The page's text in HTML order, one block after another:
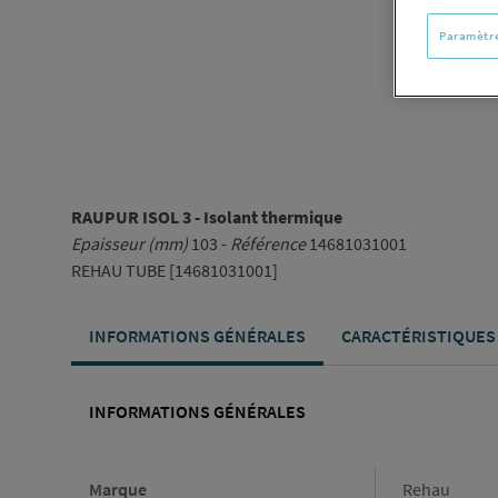
RAUPUR ISOL 3 - Isolant thermique
Epaisseur (mm) 103 - Référence14681031001
REHAU TUBE [14681031001]
INFORMATIONS GÉNÉRALES CARACTÉRISTIQUES
INFORMATIONS GÉNÉRALES
Marque Rehau